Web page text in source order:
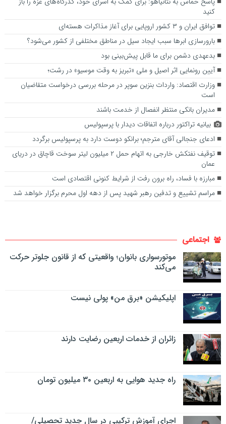
کنید
توافق ایران و ۳ کشور اروپایی برای آغاز مذاکرات هسته‌ای
بارورسازی ابر‌ها سبب ایجاد سیل در مناطق مختلفی از کشور می‌شود؟
بدعهدی دشمن برای ما قابل پیش‌بینی بود
آیین رونمایی اثر اصیل و ملی «تبریز به وقت موسیو» در رشت؛
وزارت اقتصاد: واردات بنزین سوپر در مرحله بررسی درخواست متقاضیان
است
مدیران بانکی منتظر انفصال از خدمت باشند
بیانیه تراکتور درباره اتفاقات دیدار با پرسپولیس
ادعای جنجالی آقای مترجم؛ برانکو دوست دارد به پرسپولیس برگردد
توقیف نفتکش خارجی به اتهام حمل ۲ میلیون لیتر سوخت قاچاق در دریای
عمان
مبارزه با فساد، راه برون رفت از شرایط کنونی اقتصادی است
مراسم تشییع و تدفین رهبر شهید پس از دهه اول محرم برگزار خواهد شد
اجتماعی
موتورسواری بانوان؛ واقعیتی که از قانون جلوتر حرکت
می‌کند
اپلیکیشن «برق من» پولی نیست
زائران از خدمات اربعین رضایت دارند
راه جدید هوایی به اربعین ۳۰ میلیون تومان
اجرای آموزش ترکیبی در سال جدید تحصیلی/